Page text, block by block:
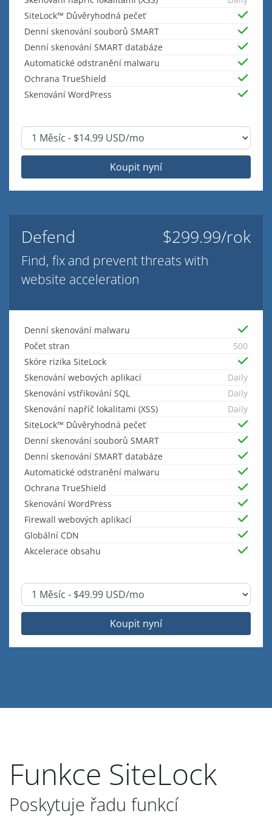
SiteLock™ Důvěryhodná pečeť
Denní skenování souborů SMART
Denní skenování SMART databáze
Automatické odstranění malwaru
Ochrana TrueShield
Skenování WordPress
Koupit nyní
Defend $299.99/rok
Find, fix and prevent threats with
website acceleration
Denní skenování malwaru
Počet stran
500
Skóre rizika SiteLock
Skenování webových aplikací
Daily
Skenování vstřikování SQL
Daily
Skenování napříč lokalitami (XSS)
Daily
SiteLock™ Důvěryhodná pečeť
Denní skenování souborů SMART
Denní skenování SMART databáze
Automatické odstranění malwaru
Ochrana TrueShield
Skenování WordPress
Firewall webových aplikací
Globální CDN
Akcelerace obsahu
Koupit nyní
Funkce SiteLock
Poskytuje řadu funkcí